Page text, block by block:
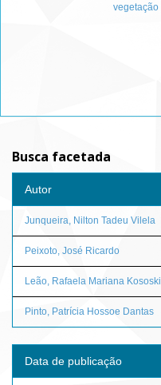
vegetação
Busca facetada
Autor
Junqueira, Nilton Tadeu Vilela
Peixoto, José Ricardo
Leão, Rafaela Mariana Kososki
Pinto, Patrícia Hossoe Dantas
Data de publicação